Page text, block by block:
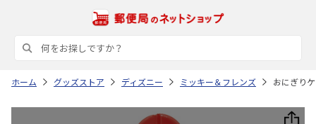
ホーム グッズストア ディズニー ミッキー＆フレンズ おにぎり